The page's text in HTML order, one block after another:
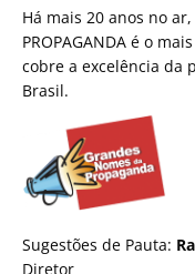
Há mais 20 anos no ar,
PROPAGANDA é o
cobre a excelência da
Brasil.
Sugestões de Pauta:
Diretor